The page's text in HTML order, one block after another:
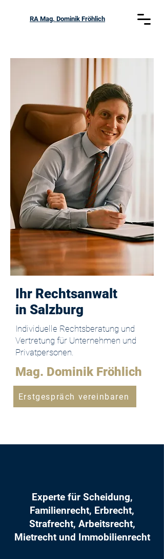
RA Mag. Dominik Fröhlich
Ihr Rechtsanwalt
in Salzburg
Individuelle Rechtsberatung und
Vertretung für Unternehmen und
Privatpersonen.
Mag. Dominik Fröhlich
Erstgespräch vereinbaren
Experte für Scheidung,
Familienrecht, Erbrecht,
Strafrecht, Arbeitsrecht,
Mietrecht und Immobilienrecht